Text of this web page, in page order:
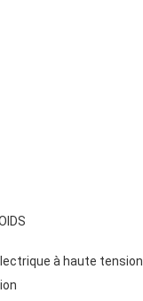
à haute tension